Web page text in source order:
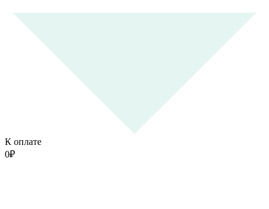
К оплате
0₽